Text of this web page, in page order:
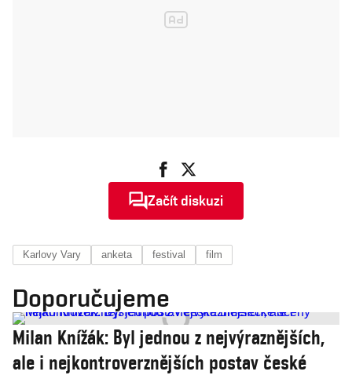
Začít diskuzi
Karlovy Vary anketa festival film
Doporučujeme
Milan Knížák: Byl jednou z nejvýraznějších,
ale i nejkontroverznějších postav české